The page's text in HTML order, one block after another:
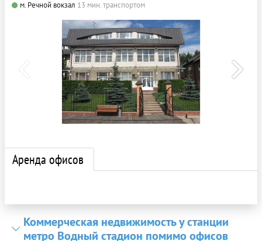
м. Речной вокзал 13 мин. транспортом
Аренда офисов
Коммерческая недвижимость у станции
метро Водный стадион помимо офисов